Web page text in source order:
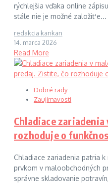
rýchlejšia vďaka online
stále nie je možné založiť e...
redakcia kankan
14. marca 2026
Read More
Dobré rady
Zaujímavosti
Chladiace zariadenia
rozhoduje o
Chladiace zariadenia patria
prvkom v maloobchodných
správne skladovanie